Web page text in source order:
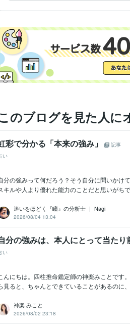
のブログを見た人に
彩で分かる「本来の強み」
記事
い
分の強みって何だろう？そう自分に問いかけ
キルや人より優れた能力のことだと思いがち
迷いをほどく『瞳』の分析士 ｜ Nagi
2026/08/04 13:04
分の強みは、本人にとって当た
い
んにちは。四柱推命鑑定師の神楽みことです
見ると、ちゃんとできていることがあるのに
神楽 みこと
2026/08/02 23:18